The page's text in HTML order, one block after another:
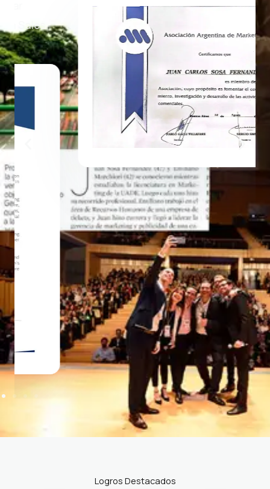
Logros Destacados